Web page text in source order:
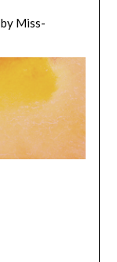
by Miss-